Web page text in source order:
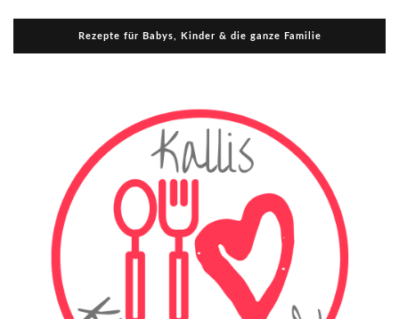
Rezepte für Babys, Kinder & die ganze Familie